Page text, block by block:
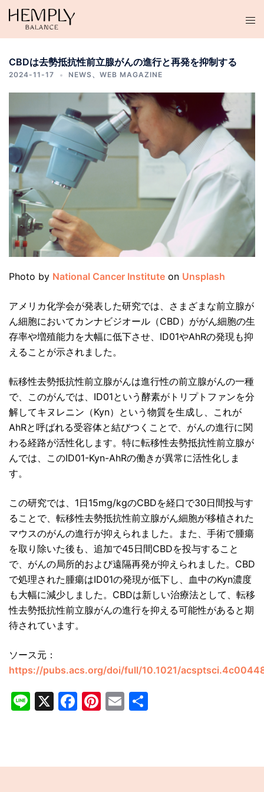
テ
CBDは去勢抵抗性前立腺がんの進行と再発を抑制する
2024-11-17 NEWS、 WEB MAGAZINE
Photo by National Cancer Institute on Unsplash
アメリカ化学会が発表した研究では、さまざまな前立腺が
ん細胞においてカンナビジオール（CBD）ががん細胞の生
存率や増殖能力を大幅に低下させ、ID01やAhRの発現も抑
えることが示されました。
転移性去勢抵抗性前立腺がんは進行性の前立腺がんの一種
で、このがんでは、ID01という酵素がトリプトファンを分
解してキヌレニン（Kyn）という物質を生成し、これが
AhRと呼ばれる受容体と結びつくことで、がんの進行に関
わる経路が活性化します。特に転移性去勢抵抗性前立腺が
んでは、このID01-Kyn-AhRの働きが異常に活性化しま
す。
この研究では、1日15mg/kgのCBDを経口で30日間投与す
ることで、転移性去勢抵抗性前立腺がん細胞が移植された
マウスのがんの進行が抑えられました。また、手術で腫瘍
を取り除いた後も、追加で45日間CBDを投与すること
で、がんの局所的および遠隔再発が抑えられました。CBD
で処理された腫瘍はID01の発現が低下し、血中のKyn濃度
も大幅に減少しました。CBDは新しい治療法として、転移
性去勢抵抗性前立腺がんの進行を抑える可能性があると期
待されています。
ソース元：
https://pubs.acs.org/doi/full/10.1021/
Line
X Facebook
Pinterest
Email